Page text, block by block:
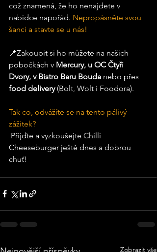
což znamená, že ho nenajdete v
nabídce napořád. Nepropásněte svou
šanci a stavte se u nás!
📍Zakoupit si ho můžete na našich
pobočkách v Mercury, u OC Čtyři
Dvory, v Bistro Baru Bouda nebo přes
food delivery (Bolt, Wolt i Foodora).
Tak co, odvážíte se na tento pálivý
zážitek?
Cheeseburger ještě dnes a dobrou
chuť!
Zobrazit vše